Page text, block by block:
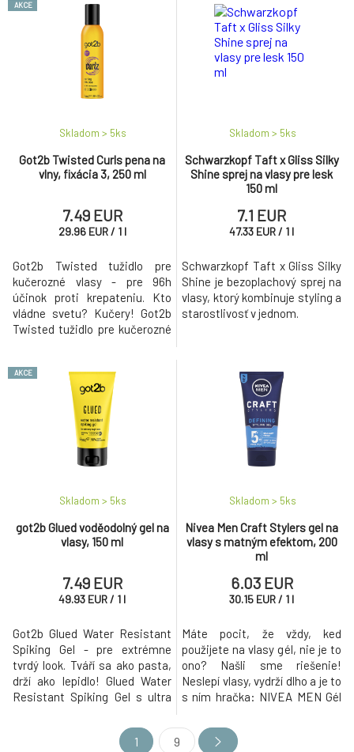
AKCE
Got2b Twisted Curls pena na
vlny, fixácia 3, 250 ml
Skladom > 5ks
7.49 EUR
29.96 EUR / 1 l
Got2b Twisted tužidlo pre
kučerozné vlasy - pre 96h
účinok proti krepateniu. Kto
vládne svetu? Kučery! Got2b
Twisted tužidlo pre kučerozné
vlny a kučery.
Schwarzkopf Taft x Gliss Silky
Shine sprej na vlasy pre lesk
150 ml
Skladom > 5ks
7.1 EUR
47.33 EUR/ 1 l
Schwarzkopf Taft x Gliss Silky
Shine je bezoplachový sprej na
vlasy, ktorý kombinuje styling a
starostlivosť v jednom.
AKCE
got2b Glued voděodolný gel na
vlasy, 150 ml
Skladom > 5ks
7.49 EUR
49.93 EUR/ 1 l
Got2b Glued Water Resistant
Spiking Gel - pre extrémne
tvrdý look. Tváří sa ako pasta,
drží ako lepidlo! Glued Water
Resistant Spiking Gel s ultra
odvážne účesy až do ďalšieho
Nivea Men Craft Stylers gel na
vlasy s matným efektom, 200
ml
Skladom > 5ks
6.03 EUR
30.15 EUR/ 1 l
Máte pocit, že vždy, keď
použijete na vlasy gél, nie je to
ono? Našli sme riešenie!
Neslepí vlasy, vydrží dlho a je to
s ním hračka: NIVEA MEN Gél
efektom.Máte pocit, že vždy,
keď použijete na vlasy gél, nie
1 9